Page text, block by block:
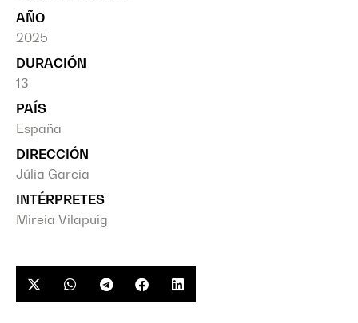
AÑO
2025
DURACIÓN
13
PAÍS
España
DIRECCIÓN
Júlia Garcia
INTÉRPRETES
Mireia Vilapuig